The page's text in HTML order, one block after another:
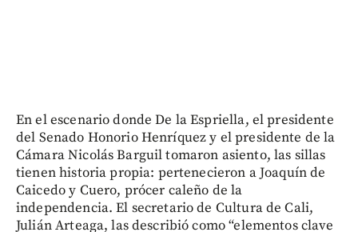
En el escenario donde De la Espriella, el presidente
del Senado Honorio Henríquez y el presidente de la
Cámara Nicolás Barguil tomaron asiento, las sillas
tienen historia propia: pertenecieron a Joaquín de
Caicedo y Cuero, prócer caleño de la
independencia. El secretario de Cultura de Cali,
Julián Arteaga, las describió como “elementos clave